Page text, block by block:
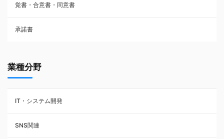
フランチャイズ契約
賃貸借契約
覚書・合意書・同意書
承諾書
業種分野
IT・システム開発
SNS関連